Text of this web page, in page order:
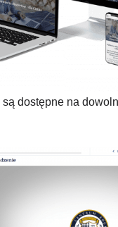
dostępne na